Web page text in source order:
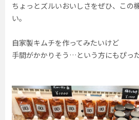
ちょっとズルいおいしさをぜひ、この
い。
自家製キムチを作ってみたいけど
手間がかかりそう…という方にもぴっ